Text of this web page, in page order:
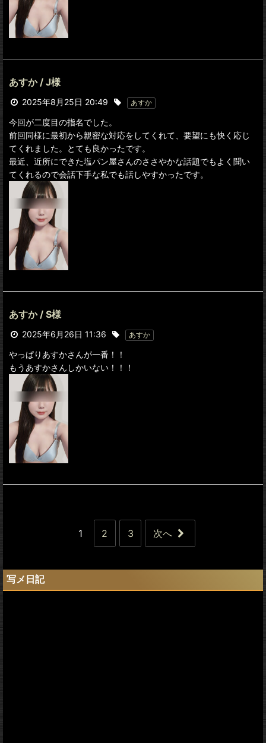
あすか / J様
2025年8月25日 20:49 あすか
今回が二度目の指名でした。
前回同様に最初から親密な対応をしてくれて、要望にも快く応じ
てくれました。とても良かったです。
最近、近所にできた塩パン屋さんのささやかな話題でもよく聞い
てくれるので会話下手な私でも話しやすかったです。
あすか / S様
2025年6月26日 11:36 あすか
やっぱりあすかさんが一番！！
もうあすかさんしかいない！！！
1 2 3 次へ
写メ日記